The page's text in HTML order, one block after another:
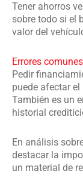
Tener ahorros
sobre todo si el
valor del
Errores
Pedir
puede afectar
También es un
historial
En análisis
destacar la
un material de